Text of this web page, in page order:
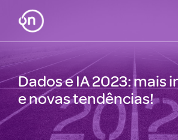
Dados e IA 2023: mais
e novas tendências!